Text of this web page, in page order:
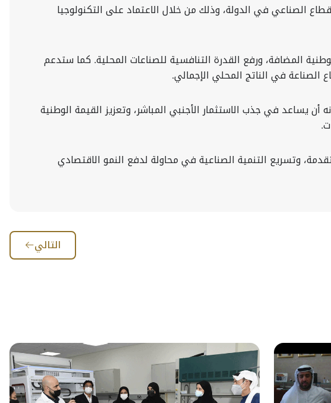
المتقدمة في دولة الإمارات العربية المتحدة، في يوليو 2020، لتعزيز القطاع الصناعي في الدولة، وذلك من خلال الاعتماد على التكنولوجيا
المضافة، ورفع القدرة التنافسية للصناعات المحلية. كما ستدعم
الصناعة في الناتج المحلي الإجمالي.
يساعد في جذب الاستثمار الأجنبي المباشر، وتعزيز القيمة الوطنية
وتسريع التنمية الصناعية في محاولة لدفع النمو الاقتصادي
التالي